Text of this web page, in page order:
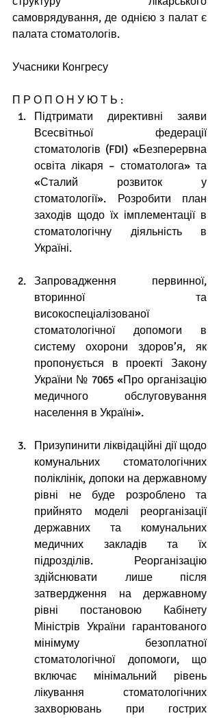
самоврядування, де однією з палат є
палата стоматологів.
Учасники Конгресу
П Р О П О Н У Ю Т Ь :
Підтримати директивні заяви
Всесвітньої федерації
стоматологів (FDI) «Безперервна
освіта лікаря – стоматолога» та
«Сталий розвиток у
стоматології». Розробити план
заходів щодо їх імплементації в
стоматологічну діяльність в
Україні.
Запровадження первинної,
вторинної та
високоспеціалізованої
стоматологічної допомоги в
систему охорони здоров’я, як
пропонується в проекті Закону
України № 7065 «Про організацію
медичного обслуговування
населення в Україні».
Призупинити ліквідаційні дії щодо
комунальних стоматологічних
поліклінік, допоки на державному
рівні не буде розроблено та
прийнято моделі реорганізації
державних та комунальних
медичних закладів та їх
підрозділів. Реорганізацію
здійснювати лише після
затвердження на державному
рівні постановою Кабінету
Міністрів України гарантованого
мінімуму безоплатної
стоматологічної допомоги, що
включає мінімальний рівень
лікування стоматологічних
захворювань при гострих